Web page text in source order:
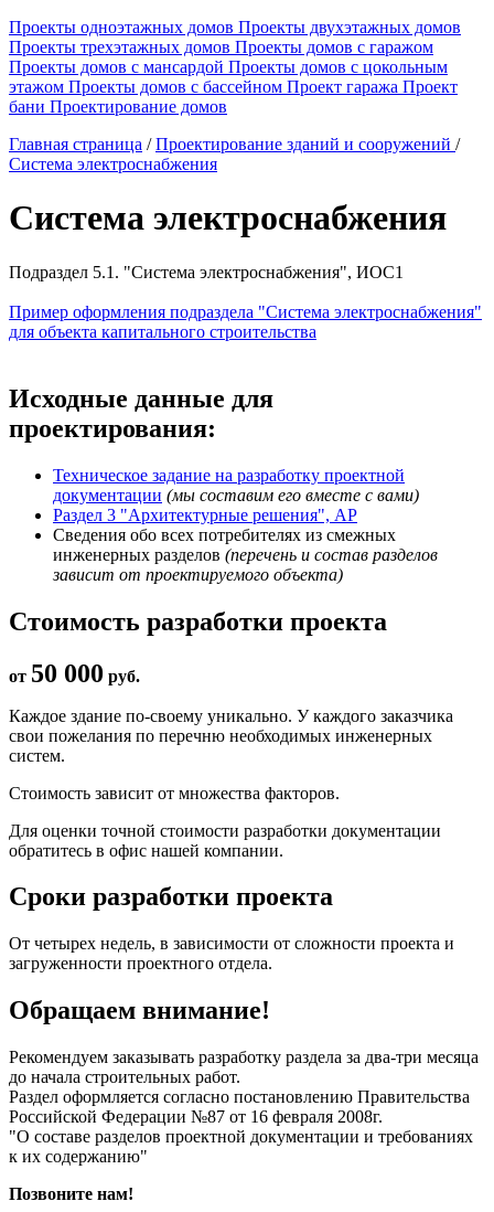
Проекты одноэтажных домов Проекты двухэтажных домов
Проекты трехэтажных домов Проекты домов с гаражом
Проекты домов с мансардой Проекты домов с цокольным
этажом Проекты домов с бассейном Проект гаража Проект
бани Проектирование домов
Главная страница / Проектирование зданий и сооружений /
Система электроснабжения
Система электроснабжения
Подраздел 5.1. "Система электроснабжения", ИОС1
Пример оформления подраздела "Система электроснабжения"
для объекта капитального строительства
Исходные данные для
проектирования:
Техническое задание на разработку проектной
документации (мы составим его вместе с вами)
Раздел 3 "Архитектурные решения", АР
Сведения обо всех потребителях из смежных
инженерных разделов (перечень и состав разделов
зависит от проектируемого объекта)
Стоимость разработки проекта
от 50 000 руб.
Каждое здание по-своему уникально. У каждого заказчика
свои пожелания по перечню необходимых инженерных
систем.
Стоимость зависит от множества факторов.
Для оценки точной стоимости разработки документации
обратитесь в офис нашей компании.
Сроки разработки проекта
От четырех недель, в зависимости от сложности проекта и
загруженности проектного отдела.
Обращаем внимание!
Рекомендуем заказывать разработку раздела за два-три месяца
до начала строительных работ.
Раздел оформляется согласно постановлению Правительства
Российской Федерации №87 от 16 февраля 2008г.
"О составе разделов проектной документации и требованиях
к их содержанию"
Позвоните нам!